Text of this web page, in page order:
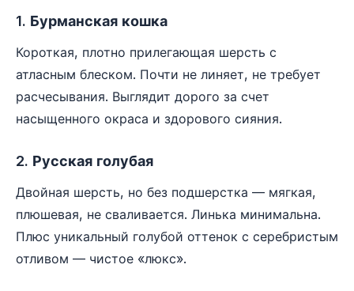
1. Бурманская кошка
Короткая, плотно прилегающая шерсть с
атласным блеском. Почти не линяет, не требует
расчесывания. Выглядит дорого за счет
насыщенного окраса и здорового сияния.
2. Русская голубая
Двойная шерсть, но без подшерстка — мягкая,
плюшевая, не сваливается. Линька минимальна.
Плюс уникальный голубой оттенок с серебристым
отливом — чистое «люкс».